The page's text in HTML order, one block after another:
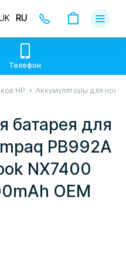
Надсилаємо
графіку
Якщо буде затримка
лунає повітряна
і
RU
Доставка
Контакты
Телефон
HP Аккумуляторы для
батарея для
PB992A
NX7400
OEM